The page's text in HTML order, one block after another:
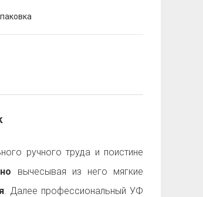
ручного труда и поистине
вычесывая из него мягкие
. Далее профессиональный УФ